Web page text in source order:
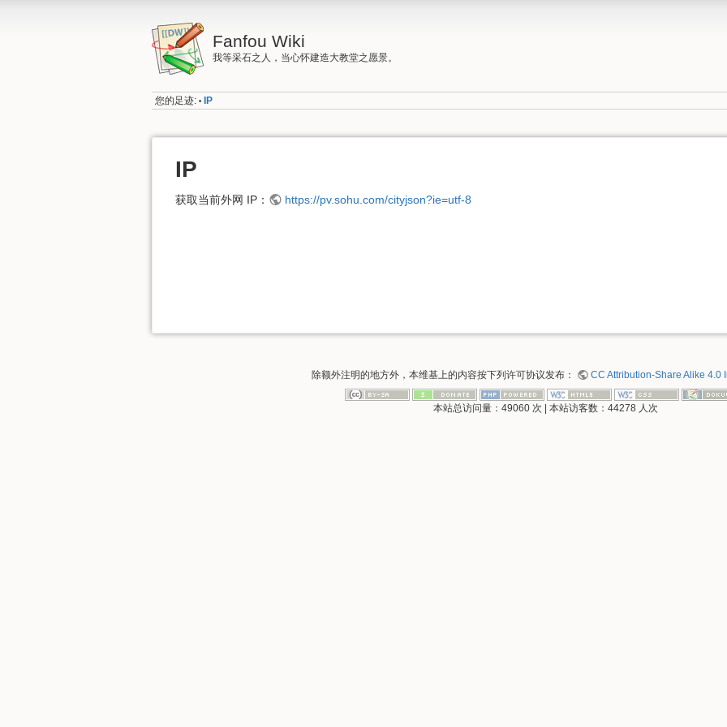
Fanfou Wiki
我等采石之人，当心怀建造大教堂之愿景。
您的足迹: • IP
IP
获取当前外网 IP： https://pv.sohu.com/cityjson?ie=utf-8
除额外注明的地方外，本维基上的内容按下列许可协议发布： CC Attribution-Share Alike 4.0
本站总访问量： 49060次 | 本站访客数： 44278人次